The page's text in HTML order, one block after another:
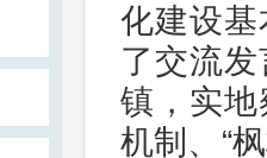
化建设
了交流
镇，实
机制、“